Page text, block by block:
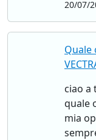
20/07/
Quale
ciao a
quale
mia